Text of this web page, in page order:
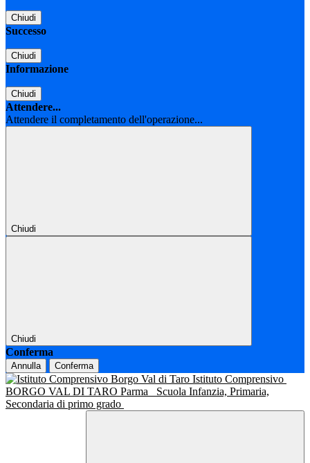
Chiudi
Successo
Chiudi
Informazione
Chiudi
Attendere...
Attendere il completamento dell'operazione...
Chiudi
Chiudi
Conferma
Annulla Conferma
Istituto Comprensivo
BORGO VAL DI TARO Parma
Scuola Infanzia, Primaria,
Secondaria di primo grado